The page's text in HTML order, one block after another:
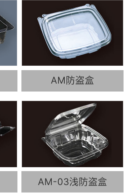
AM防盗盒
AM-03浅防盗盒